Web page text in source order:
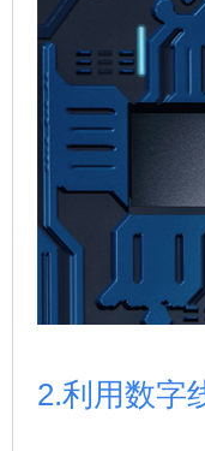
2.利用数字